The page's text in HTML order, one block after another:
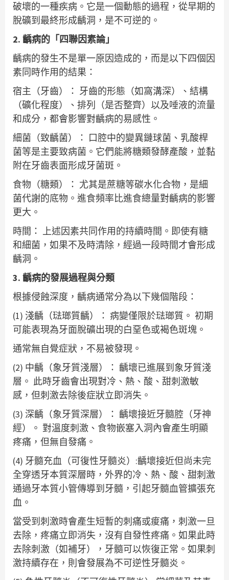
破壞的一種疾病。它是一個動態的過程，從早期的
脫礦到最終形成齲洞，是不可逆的。
2. 齲病的「四聯因素論」
齲病的發生不是單一原因造成的，而是以下四個因
素同時作用的結果：
宿主（牙齒）： 牙齒的形態（如窩溝深）、結構
（礦化程度）、排列（是否整齊）以及唾液的流量
和成分，都會影響對齲病的易感性。
細菌（致齲菌）： 口腔中的變異鏈球菌、乳酸桿
菌等是主要致病菌。它們能將糖類發酵產酸，並黏
附在牙齒表面形成牙菌斑。
食物（糖類）： 尤其是蔗糖等碳水化合物，是細
菌代謝的底物。進食頻率比進食總量對齲病的影響
更大。
時間： 上述因素共同作用的持續時間。即使有糖
和細菌，如果不及時清除，經過一段時間才會形成
齲洞。
3. 齲病的發展過程與分類
根據侵蝕深度，齲病通常分為以下幾個階段：
(1) 淺齲（琺瑯質齲）： 病變僅限於琺瑯質。 初期
可能表現為牙面脫礦出現的白堊色或褐色斑塊。
通常無自覺症狀，不易被發現。
(2) 中齲（象牙質淺層）： 齲壞已進展到象牙質淺
層。 此時牙齒會出現對冷、熱、酸、甜刺激敏
感，但刺激去除後症狀立即消失。
(3) 深齲（象牙質深層）： 齲壞接近牙髓腔（牙神
經）。 對溫度刺激、食物嵌塞入洞內會產生明顯
疼痛，但無自發痛。
(4) 牙髓充血（可復性牙髓炎）:齲壞接近但尚未完
全穿透牙本質深層時，外界的冷、熱、酸、甜刺激
通過牙本質小管傳導到牙髓，引起牙髓血管擴張充
血。
當受到刺激時會產生短暫的刺痛或痠痛，刺激一旦
去除，疼痛立即消失，沒有自發性疼痛。如果此時
去除刺激（如補牙），牙髓可以恢復正常。如果刺
激持續存在，則會發展為不可逆性牙髓炎。